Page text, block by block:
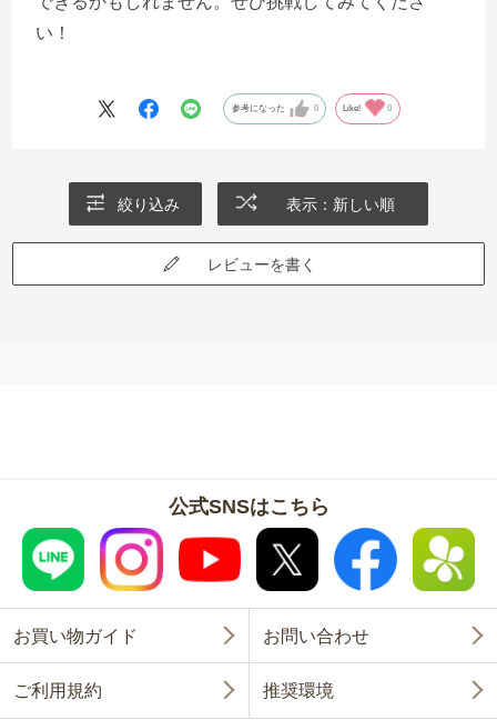
い！
参考になった 0 Like! 0
絞り込み 表示：新しい順
レビューを書く
公式SNSはこちら
お買い物ガイド お問い合わせ
ご利用規約 推奨環境